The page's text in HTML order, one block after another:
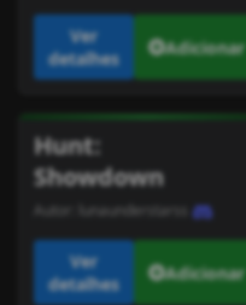
Ver
detalhes
Adicionar
Hunt:
Showdown
Autor: lunaunderstarss
Ver
detalhes
Adicionar